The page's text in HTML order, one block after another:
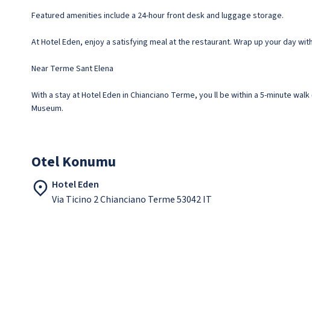
Featured amenities include a 24-hour front desk and luggage storage.
At Hotel Eden, enjoy a satisfying meal at the restaurant. Wrap up your day
Near Terme Sant Elena
With a stay at Hotel Eden in Chianciano Terme, you ll be within a 5-minute
Museum.
Otel Konumu
Hotel Eden
Via Ticino 2 Chianciano Terme 53042 IT